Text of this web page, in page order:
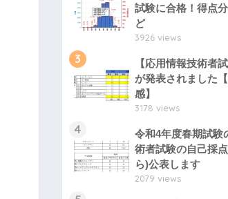
試験に合格！得点
ど
3926 views
3
【応用情報技術者
が発表されました
感】
3178 views
4
令和4年度春期試験
術者試験の自己採
ら)公表します
2079 views